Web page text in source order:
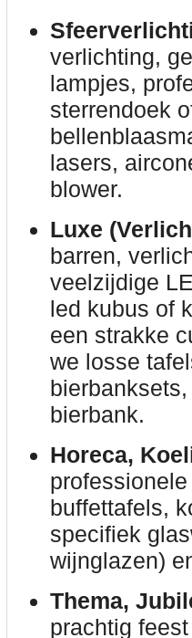
verlichting,
lampjes,
sterrendoek
lasers,
blower.
Luxe
barren,
veelzijdige
led kubus of
een strakke
we losse
bierbank.
Horeca,
buffettafels,
specifiek
wijnglazen)
Thema,
prachtig